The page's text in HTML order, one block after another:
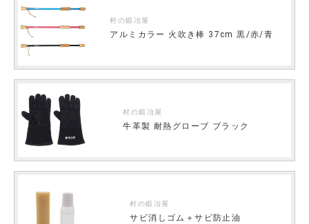
村の鍛冶屋
アルミカラー 火吹き棒 37cm 黒/赤/青
村の鍛冶屋
牛革製 耐熱グローブ ブラック
村の鍛冶屋
サビ消しゴム＋サビ防止油